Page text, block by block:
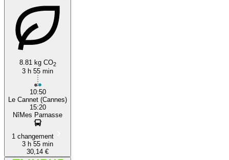
8.81 kg CO2
3 h 55 min
10:50
Le Cannet (Cannes)
15:20
NîMes Parnasse
1 changement
3 h 55 min
30,14 €